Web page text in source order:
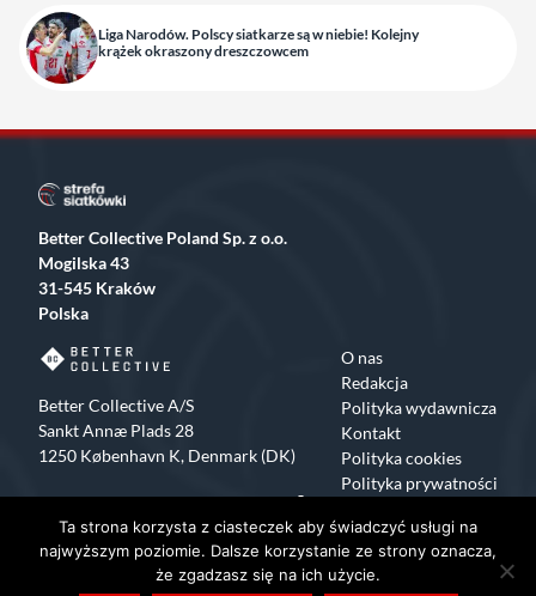
Liga Narodów. Polscy siatkarze są w niebie! Kolejny
krążek okraszony dreszczowcem
Better Collective Poland Sp. z o.o.
Mogilska 43
31-545 Kraków
Polska
Better Collective A/S
Sankt Annæ Plads 28
1250 København K, Denmark (DK)
O nas
Redakcja
Polityka wydawnicza
Kontakt
Polityka cookies
Polityka prywatności
Facebook
X Instagram
TikTok
Copyrights 2015-2024 Strefa Siatkówki All rights reserved
Ta strona korzysta z ciasteczek aby świadczyć usługi na
najwyższym poziomie. Dalsze korzystanie ze strony oznacza,
że zgadzasz się na ich użycie.